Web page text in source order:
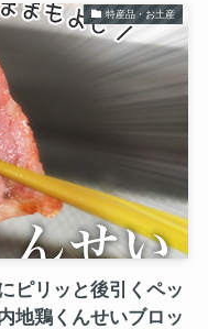
特産品・お土産
ピリッと後引くペッ
地鶏くんせいブロッ